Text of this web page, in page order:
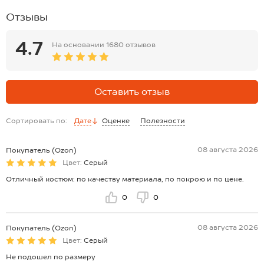
Отзывы
4.7 На основании 1680 отзывов
Оставить отзыв
Сортировать по: Дате Оценке Полезности
Покупатель (Ozon)
08 августа 2026
Цвет: Серый
Отличный костюм: по качеству материала, по покрою и по цене.
0 0
Покупатель (Ozon)
08 августа 2026
Цвет: Серый
Не подошел по размеру